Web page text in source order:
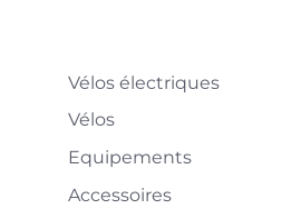
Vélos électriques
Vélos
Equipements
Accessoires